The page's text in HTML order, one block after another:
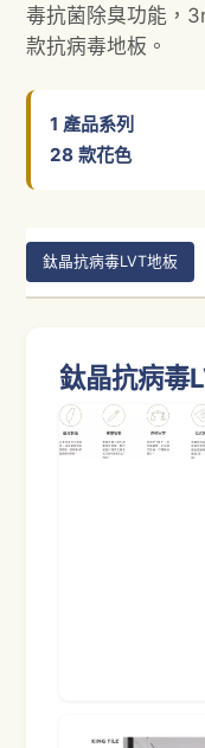
毒抗菌除臭功能，
款抗病毒地板。
1 產品系列
28 款花色
鈦晶抗病毒LVT地板
鈦晶抗病毒